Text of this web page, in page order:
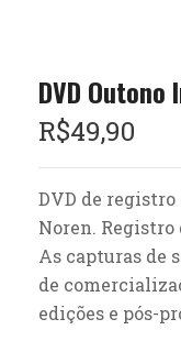
DVD Outono
R$49,90
DVD de
Noren.
As capturas de
de
edições e pós-